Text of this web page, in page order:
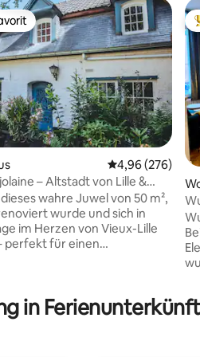
4,98 von 5, 228 Bewertungen
4,96 (276)
– Altstadt von Lille &
wahre Juwel von 50 m²,
wurde und sich in
im Herzen von Vieux-Lille
perfekt für einen
eingerichtetes Zuhause
Annehmlichkeiten
in